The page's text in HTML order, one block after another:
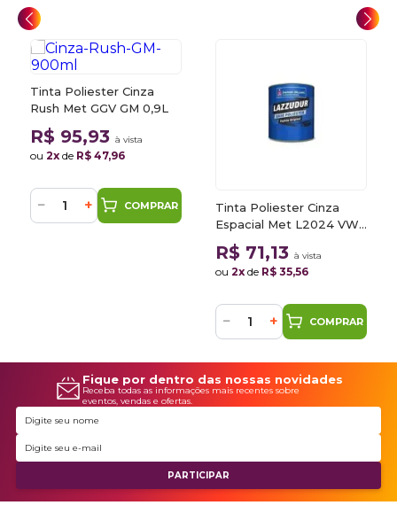
Tinta Poliester Cinza
Rush Met GGV GM 0,9L
R$ 95,93 à vista
ou 2x de R$ 47,96
− + COMPRAR
Tinta Poliester Cinza
Espacial Met L2024 VW
0,9L
R$ 71,13 à vista
ou 2x de R$ 35,56
− + COMPRAR
Fique por dentro das nossas novidades
Receba todas as informações mais recentes sobre
eventos, vendas e ofertas.